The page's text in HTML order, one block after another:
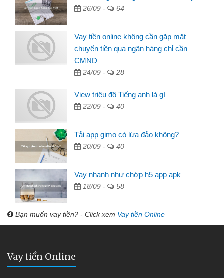
26/09 - 64
Vay tiền online không cần gặp mặt
chuyển tiền qua ngân hàng chỉ cần
CMND
24/09 - 28
View triệu đô Tiếng anh là gì
22/09 - 40
Tải app gimo có lừa đảo không?
20/09 - 40
Vay nhanh như chớp h5 app apk
18/09 - 58
Bạn muốn vay tiền? - Click xem Vay tiền Online
Vay tiền Online